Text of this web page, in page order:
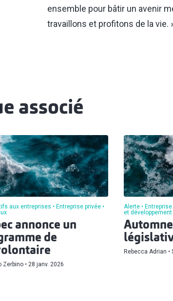
ensemble pour bâtir un avenir
travaillons et profitons de la vie.
associé
aux entreprises
Entreprise privée
annonce un
de
Zerbino 28 janv. 2026
Alerte
et développement
Rebecca Adrian